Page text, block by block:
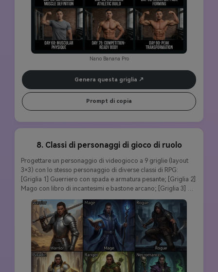
Nano Banana Pro
Genera questa griglia
Prompt di copia
8. Classi di personaggi di gioco di ruolo
Progettare un personaggio di videogioco a 9 griglie (layout
3×3) con lo stesso personaggio di diverse classi di RPG:
[Griglia 1] Guerriero con spada e armatura pesante; [Griglia 2]
Mago con libro di incantesimi e bastone arcano; [Griglia 3]
Rogue con doppi pugnali e armatura di pelle; [Griglia 4]
Paladino con scudo santo e armatura benedetta; [Griglia 5]
Ranger con arco lungo e abbigliamento da foresta; [Griglia 6]
Necromante con bastone di morte e veste scure; [Griglia 7]
Monaco con postura di arti marziali; [Griglia 8] Bard con liuto
e abito colorato; [Griglia 9] Druide con personale della natura
e compagno di animali. Carattere base coerente, attrezzature
specifiche per la classe, stile artistico di gioco fantasy,